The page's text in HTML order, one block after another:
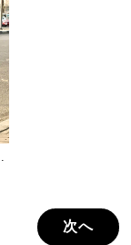
次へ